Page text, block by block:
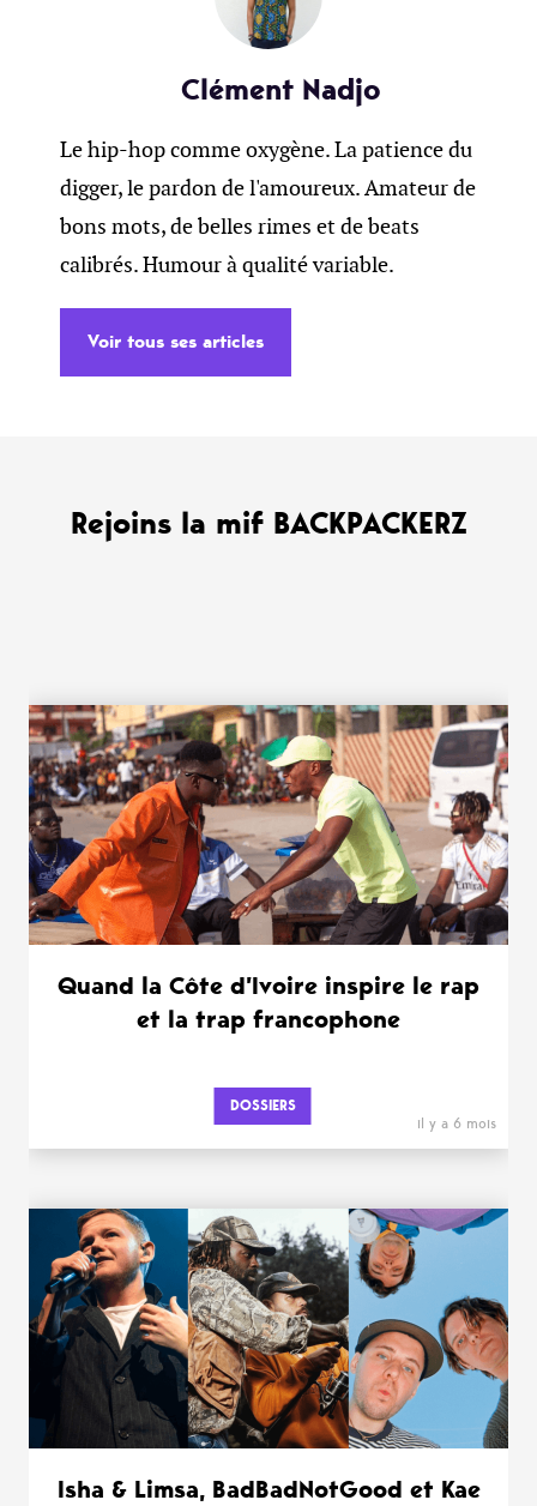
Clément Nadjo
Le hip-hop comme oxygène. La patience du
digger, le pardon de l'amoureux. Amateur de
bons mots, de belles rimes et de beats
calibrés. Humour à qualité variable.
Voir tous ses articles
Rejoins la mif BACKPACKERZ
WANT MORE ?
Quand la Côte d’Ivoire inspire le rap
et la trap francophone
DOSSIERS
il y a 6 mois
Isha & Limsa, BadBadNotGood et Kae